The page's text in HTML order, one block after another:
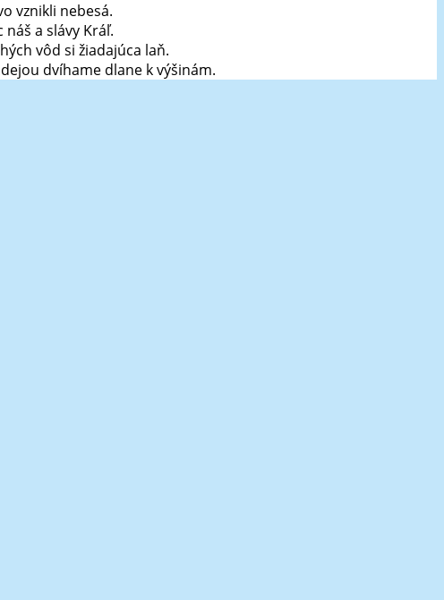
vznikli nebesá.
a slávy Kráľ.
vôd si žiadajúca laň.
dvíhame dlane k výšinám.